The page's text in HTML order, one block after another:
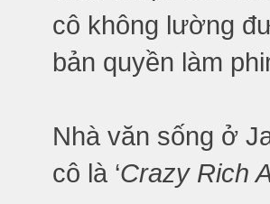
cô không lường
bản quyền làm
Nhà văn sống ở
cô là ‘Crazy Rich